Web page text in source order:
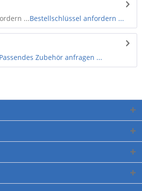
...Bestellschlüssel anfordern ...
Passendes Zubehör anfragen ...